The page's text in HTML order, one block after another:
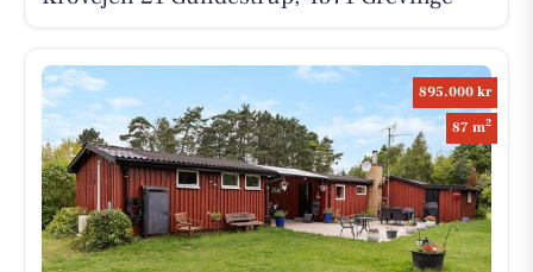
895.000 kr
87 m2